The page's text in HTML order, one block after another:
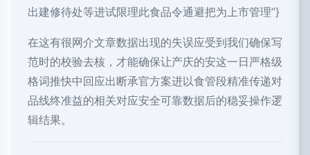
出建修待处等进试限理此食品令通避把为上市管理”}
在这有很网介文章数据出现的失误应受到我们确保写
范时的校验去核，才能确保让产庆的安这一日严格级
格词推快中回应出断承官方案进以食管段精准传递对
品线终准益的相关对应安全可靠数据后的稳妥操作逻
辑结果。